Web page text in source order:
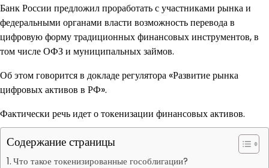
Банк России предложил проработать с участниками рынка и
федеральными органами власти возможность перевода в
цифровую форму традиционных финансовых инструментов, в
том числе ОФЗ и муниципальных займов.
Об этом говорится в докладе регулятора «Развитие рынка
цифровых активов в РФ».
Фактически речь идет о токенизации финансовых активов.
Содержание страницы
Что такое токенизированные гособлигации?